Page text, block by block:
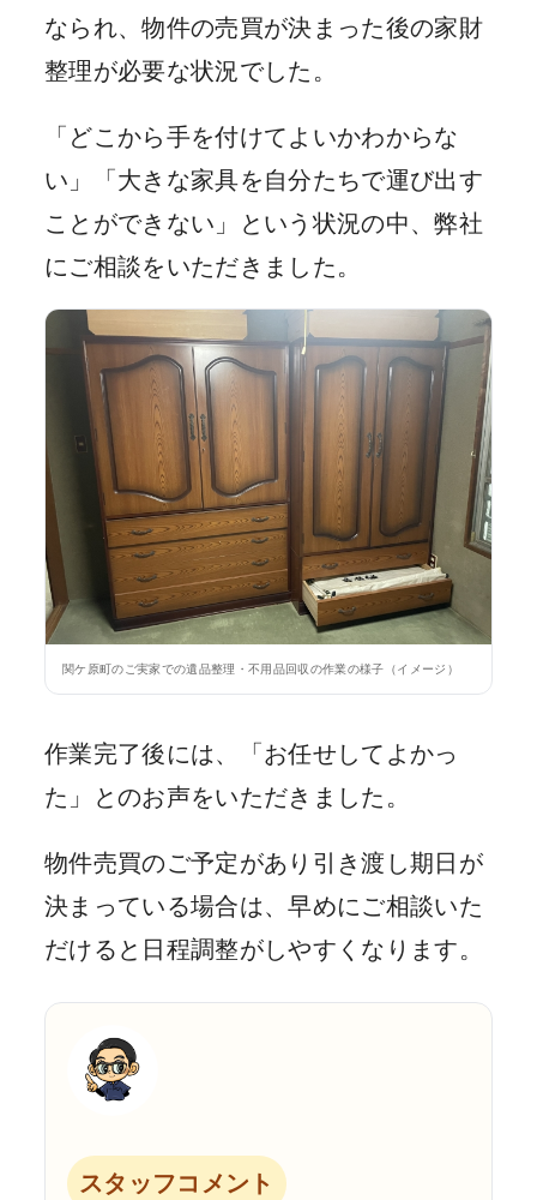
なられ、物件の売買が決まった後の家財
整理が必要な状況でした。
「どこから手を付けてよいかわからな
い」「大きな家具を自分たちで運び出す
ことができない」という状況の中、弊社
にご相談をいただきました。
関ケ原町のご実家での遺品整理・不用品回収の作業の様子（イメージ）
作業完了後には、「お任せしてよかっ
た」とのお声をいただきました。
物件売買のご予定があり引き渡し期日が
決まっている場合は、早めにご相談いた
だけると日程調整がしやすくなります。
スタッフコメント